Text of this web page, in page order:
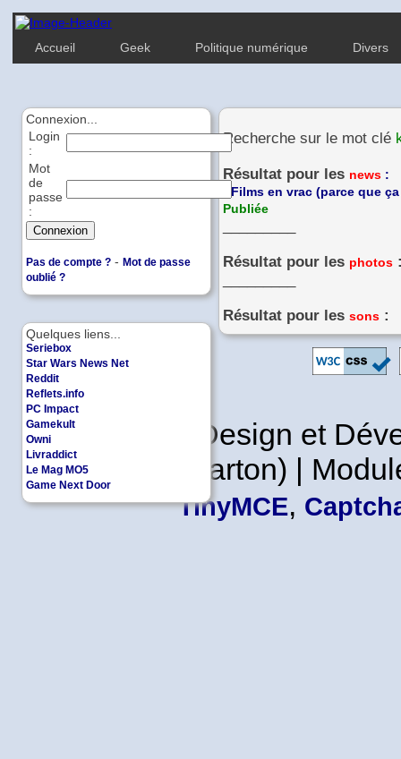
Accueil Geek Politique numérique Divers
Quelques liens...
Seriebox
Star Wars News Net
Reddit
Reflets.info
PC Impact
Gamekult
Owni
Livraddict
Le Mag MO5
Game Next Door
Connexion...
Login
:
Mot
de
passe
:
Pas de compte ? - Mot de passe
oublié ?
Recherche sur le mot clé
Résultat pour les news :
Films en vrac (parce que
Publiée
Résultat pour les photos
Résultat pour les sons :
Copyleft | Design et
Leader en Carton) |
TinyMCE,